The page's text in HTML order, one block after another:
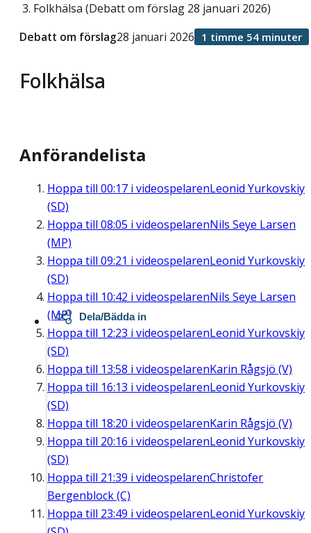
Folkhälsa (Debatt om förslag 28 januari 2026)
Folkhälsa
Debatt om förslag28 januari 2026 1 timme 54 minuter
Anförandelista
Hoppa till 00:17 i videospelarenLeonid Yurkovskiy
(SD)
Hoppa till 08:05 i videospelarenNils Seye Larsen
(MP)
Hoppa till 09:21 i videospelarenLeonid Yurkovskiy
(SD)
Hoppa till 10:42 i videospelarenNils Seye Larsen
(MP)
Hoppa till 12:23 i videospelarenLeonid Yurkovskiy
(SD)
Hoppa till 13:58 i videospelarenKarin Rågsjö (V)
Hoppa till 16:13 i videospelarenLeonid Yurkovskiy
(SD)
Hoppa till 18:20 i videospelarenKarin Rågsjö (V)
Hoppa till 20:16 i videospelarenLeonid Yurkovskiy
(SD)
Hoppa till 21:39 i videospelarenChristofer
Bergenblock (C)
Hoppa till 23:49 i videospelarenLeonid Yurkovskiy
Dela/Bädda in